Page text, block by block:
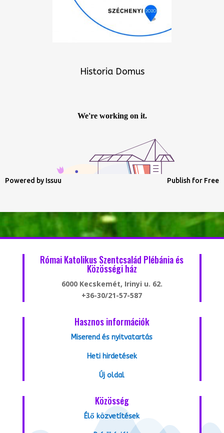
Historia Domus
Powered by Issuu Publish for Free
Római Katolikus Szentcsalád Plébánia és
Közösségi ház
6000 Kecskemét, Irinyi u. 62.
+36-30/21-57-587
Hasznos információk
Miserend és nyitvatartás
Heti hirdetések
Új oldal
Közösség
Élő közvetítések